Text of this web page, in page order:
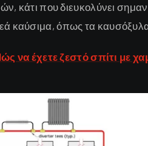
κάτι που διευκολύνει
καύσιμα, όπως τα
να έχετε ζεστό σπίτι με